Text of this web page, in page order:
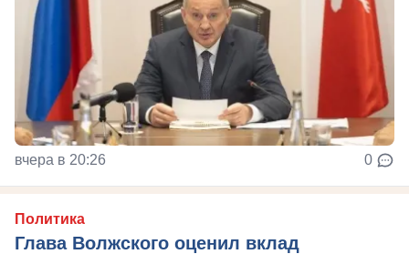
вчера в 20:26 0
Политика
Глава Волжского оценил вклад